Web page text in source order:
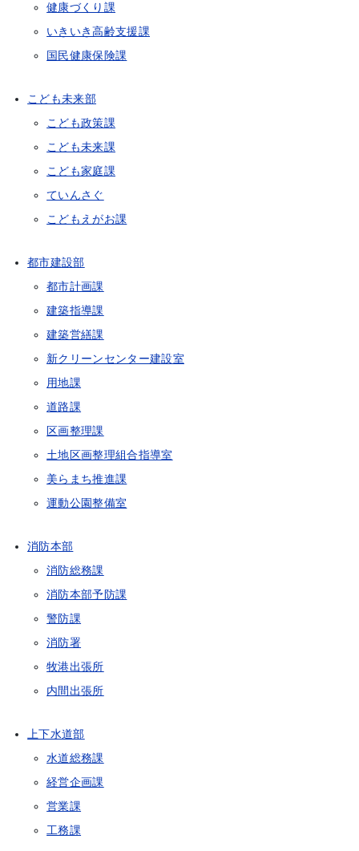
健康づくり課
いきいき高齢支援課
国民健康保険課
こども未来部
こども政策課
こども未来課
こども家庭課
ていんさぐ
こどもえがお課
都市建設部
都市計画課
建築指導課
建築営繕課
新クリーンセンター建設室
用地課
道路課
区画整理課
土地区画整理組合指導室
美らまち推進課
運動公園整備室
消防本部
消防総務課
消防本部予防課
警防課
消防署
牧港出張所
内間出張所
上下水道部
水道総務課
経営企画課
営業課
工務課